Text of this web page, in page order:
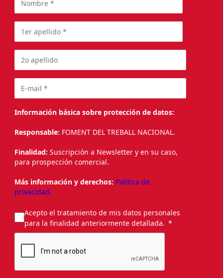
Información básica sobre protección de datos:
Responsable: FOMENT DEL TREBALL NACIONAL.
Finalidad: Suscripción a Newsletter y en su caso,
para prospección comercial.
Más información y derechos: Política de
privacidad.
Acepto el tratamiento de mis datos personales
para la finalidad anteriormente detallada.